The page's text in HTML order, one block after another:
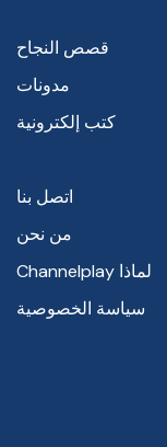
قصص النجاح
مدونات
كتب إلكترونية
اتصل بنا
من نحن
لماذا Channelplay
سياسة الخصوصية